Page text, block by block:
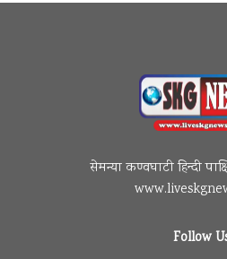
सेमन्या कण्वघाटी हिन्दी
Follow